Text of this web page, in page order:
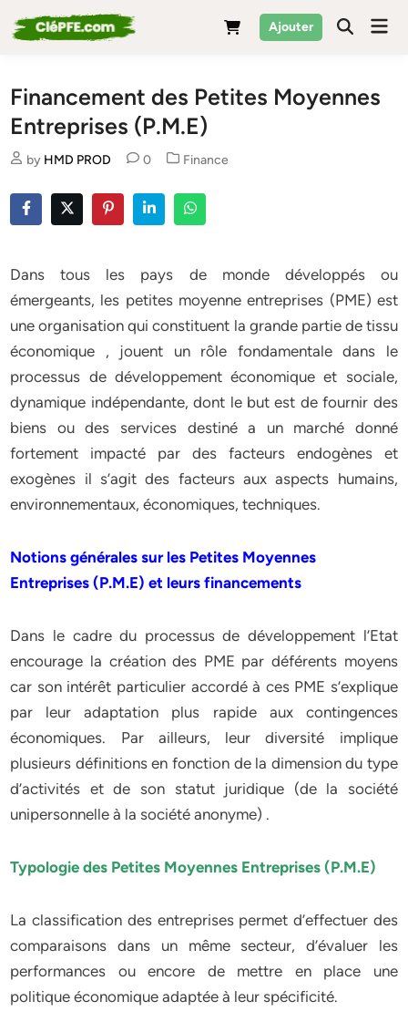
to
Ajouter
Financement des Petites Moyennes
Entreprises (P.M.E)
by HMD PROD 0
Posted
Finance
Dans tous les pays de monde développés ou
émergeants, les petites moyenne entreprises (PME) est
une organisation qui constituent la grande partie de tissu
économique , jouent un rôle fondamentale dans le
processus de développement économique et sociale,
dynamique indépendante, dont le but est de fournir des
biens ou des services destiné a un marché donné
fortement impacté par des facteurs endogènes et
exogènes il s’agit des facteurs aux aspects humains,
environnementaux, économiques, techniques.
Notions générales sur les Petites Moyennes
Entreprises (P.M.E) et leurs financements
Dans le cadre du processus de développement l’Etat
encourage la création des PME par déférents moyens
car son intérêt particulier accordé à ces PME s’explique
par leur adaptation plus rapide aux contingences
économiques. Par ailleurs, leur diversité implique
plusieurs définitions en fonction de la dimension du type
d’activités et de son statut juridique (de la société
unipersonnelle à la société anonyme) .
Typologie des Petites Moyennes Entreprises (P.M.E)
La classification des entreprises permet d’effectuer des
comparaisons dans un même secteur, d’évaluer les
performances ou encore de mettre en place une
politique économique adaptée à leur spécificité.